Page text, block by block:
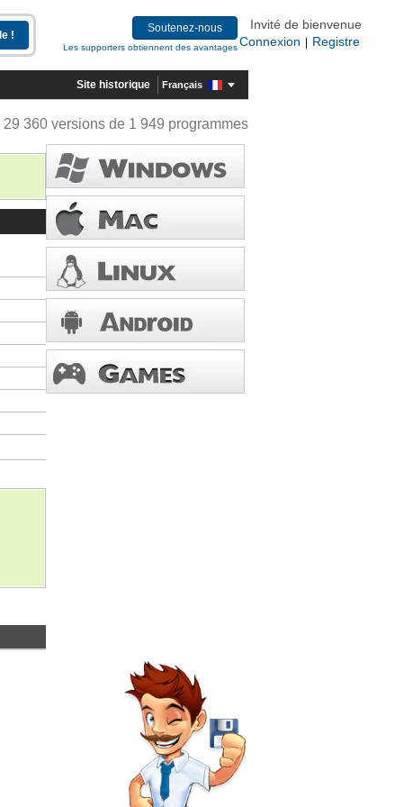
Soutenez-nous
Les supporters obtiennent des avantages
Invité de bienvenue
Connexion
Registre
Site historique Français
29 360 versions de 1 949 programmes